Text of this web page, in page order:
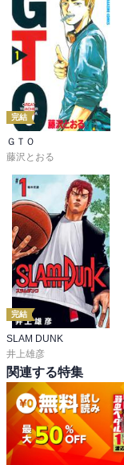
完結
ＧＴＯ
藤沢とおる
完結
SLAM DUNK
井上雄彦
関連する特集